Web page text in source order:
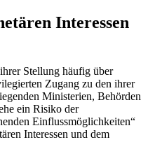
Interessen
Stellung häufig über
Zugang zu den ihrer
Ministerien, Behörden
ein Risiko der
Einflussmöglichkeiten“
Interessen und dem